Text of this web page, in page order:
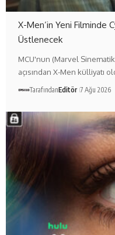
X-Men’in Yeni Filminde
Üstlenecek
MCU'nun (Marvel
açısından X-Men külliyatı
TarafındanEditör 7 Ağu 2026